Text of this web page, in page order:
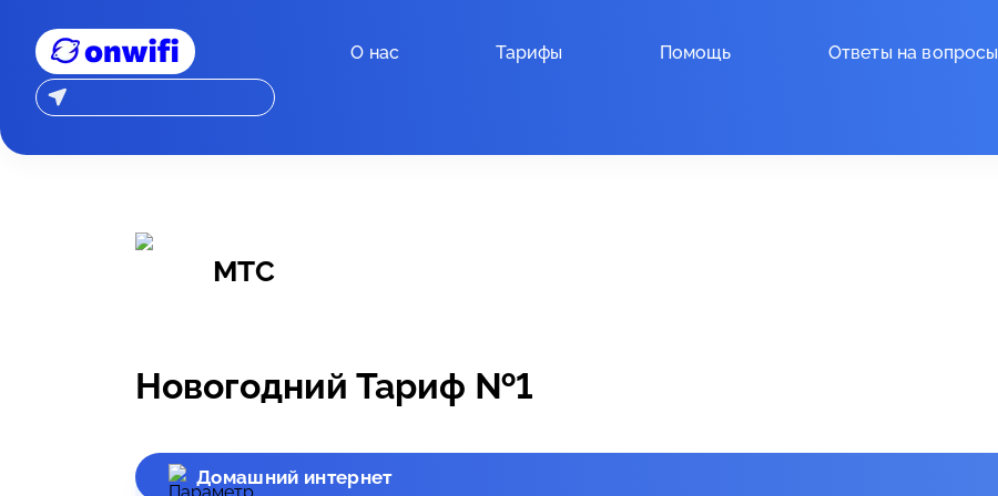
О нас Тарифы Помощь Ответы на вопросы
МТС
Новогодний Тариф №1
Домашний интернет